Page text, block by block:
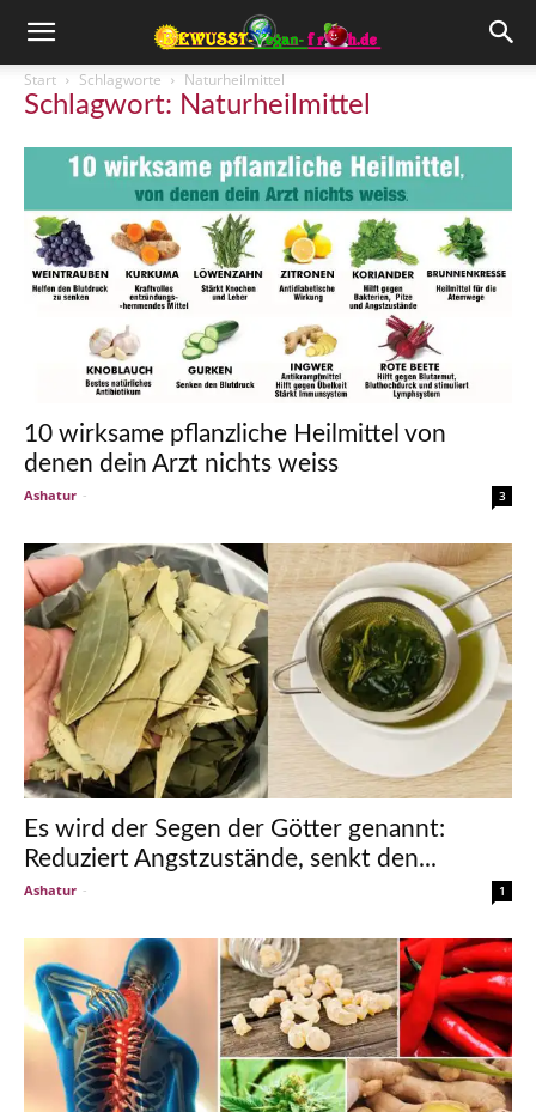
Start Schlagworte Naturheilmittel
Schlagwort: Naturheilmittel
10 wirksame pflanzliche Heilmittel von
denen dein Arzt nichts weiss
Ashatur - 3
Es wird der Segen der Götter genannt:
Reduziert Angstzustände, senkt den...
Ashatur - 1